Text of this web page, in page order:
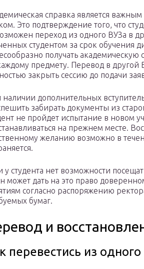
справка является
Это подтверждение того, что
переход из одного ВУЗа в
студентом за срок обучения
получать академическую
предмету. Перевод в
закрыть сессию до подачи
наличии дополнительных
забирать документы из
не пройдет испытание в новом
на прежнем месте.
желанию возможно в
у студента нет возможности
может дать на это право
согласно распоряжению
бумаг.
и
перевестись из